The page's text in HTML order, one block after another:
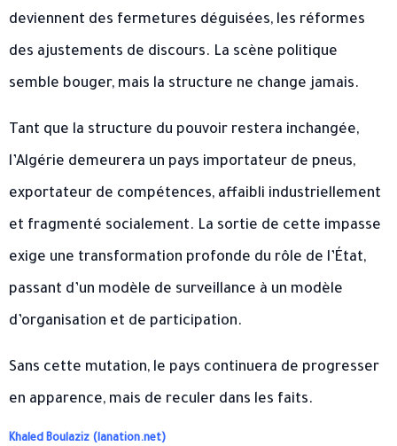
deviennent des fermetures déguisées, les réformes
des ajustements de discours. La scène politique
semble bouger, mais la structure ne change jamais.
Tant que la structure du pouvoir restera inchangée,
l’Algérie demeurera un pays importateur de pneus,
exportateur de compétences, affaibli industriellement
et fragmenté socialement. La sortie de cette impasse
exige une transformation profonde du rôle de l’État,
passant d’un modèle de surveillance à un modèle
d’organisation et de participation.
Sans cette mutation, le pays continuera de progresser
en apparence, mais de reculer dans les faits.
Khaled Boulaziz (lanation.net)